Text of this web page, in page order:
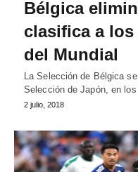
Bélgica
clasifica a
del Mundial
La Selección de Bélgica
Selección de Japón, en
2 julio, 2018